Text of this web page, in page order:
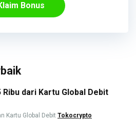
Bonus
Ribu dari Kartu Global Debit
Kartu Global Debit Tokocrypto